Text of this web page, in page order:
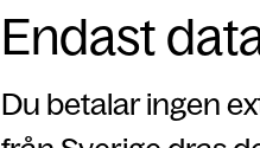
Endast
Du betalar ingen